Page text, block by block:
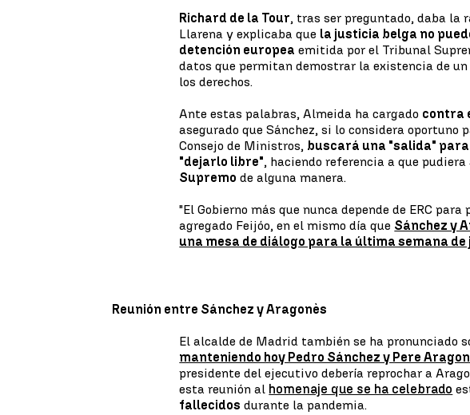
Richard de la Tour, tras ser preguntado, daba la
Llarena y explicaba que la justicia belga no
detención europea emitida por el Tribunal
datos que permitan demostrar la existencia de
los derechos.
Ante estas palabras, Almeida ha cargado contra
asegurado que Sánchez, si lo considera
Consejo de Ministros, buscará una "salida"
"dejarlo libre", haciendo referencia a que pudiera
Supremo de alguna manera.
"El Gobierno más que nunca depende de ERC
agregado Feijóo, en el mismo día que Sánchez y
una mesa de diálogo para la última semana de
Reunión entre Sánchez y Aragonès
El alcalde de Madrid también se ha pronunciado
manteniendo hoy Pedro Sánchez y Pere
presidente del ejecutivo debería reprochar a
esta reunión al homenaje que se ha celebrado
fallecidos durante la pandemia.